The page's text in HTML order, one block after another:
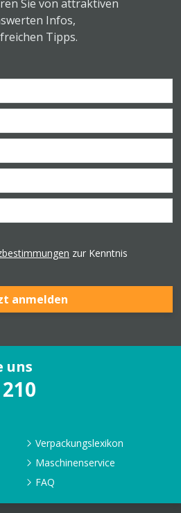
Sie von attraktiven
Infos,
Tipps.
zur Kenntnis
anmelden
uns
Verpackungslexikon
Maschinenservice
FAQ